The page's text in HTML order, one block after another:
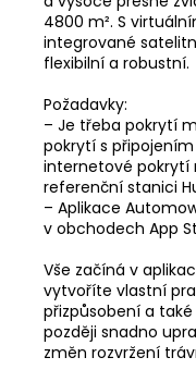
4800 m². S
integrované
flexibilní a robustní.
Požadavky:​
– Je třeba pokrytí
pokrytí s
internetové pokrytí
referenční stanici
– Aplikace
v obchodech App
Vše začíná v
vytvoříte vlastní
přizpůsobení a
později snadno
změn rozvržení
Kč